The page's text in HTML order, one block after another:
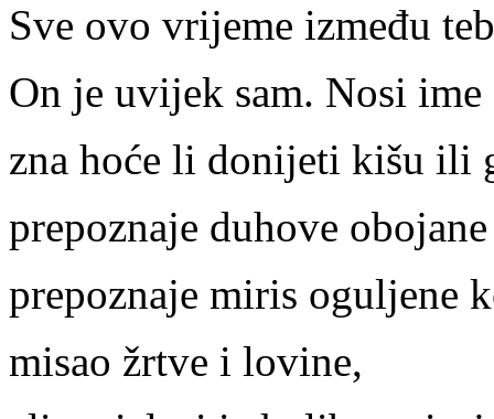
Sve ovo vrijeme između
On je uvijek sam. Nosi ime
zna hoće li donijeti kišu ili
prepoznaje duhove
prepoznaje miris oguljene
misao žrtve i lovine,